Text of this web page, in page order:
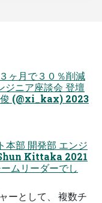
ヶ月で３０％削減
ニア座談会 登壇
(@xi_kax) 2023
部 開発部 エンジ
Shun Kittaka 2021
ムリーダーでし
ーとして、 複数チ